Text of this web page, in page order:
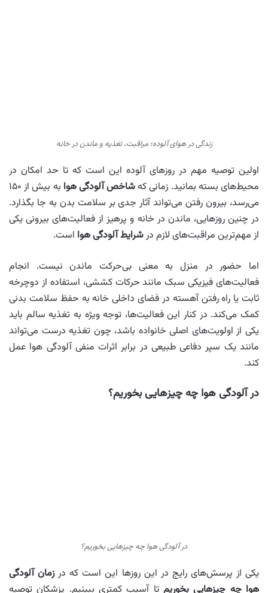
زندگی در هوای آلوده؛ مراقبت، تغذیه و ماندن در خانه
اولین توصیه مهم در روزهای آلوده این است که تا حد امکان در
محیط‌های بسته بمانید. زمانی کهشاخص آلودگی هوا
به بیش از ۱۵۰
می‌رسد، بیرون رفتن می‌تواند آثار جدی بر سلامت بدن به جا بگذارد.
در چنین روزهایی، ماندن در خانه و پرهیز از فعالیت‌های بیرونی یکی
از مهم‌ترین مراقبت‌های لازم درشرایط آلودگی هوا است.
اما حضور در منزل به معنی بی‌حرکت ماندن نیست. انجام
فعالیت‌های فیزیکی سبک مانند حرکات کششی، استفاده از دوچرخه
ثابت یا راه رفتن آهسته در فضای داخلی خانه به حفظ سلامت بدنی
کمک می‌کند. در کنار این فعالیت‌ها، توجه ویژه به تغذیه سالم باید
یکی از اولویت‌های اصلی خانواده باشد، چون تغذیه درست می‌تواند
مانند یک سپر دفاعی طبیعی در برابر اثرات منفی آلودگی هوا عمل
کند.
در آلودگی هوا چه چیزهایی بخوریم؟
در آلودگی هوا چه چیزهایی بخوریم؟
یکی از پرسش‌های رایج در این روزها این است که درزمان آلودگی
هوا چه چیزهایی بخوریم تا آسیب کمتری ببینیم. پزشکان توصیه